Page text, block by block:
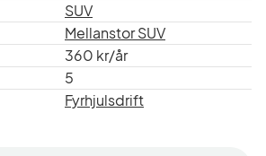
SUV
Mellanstor SUV
360 kr/år
5
Fyrhjulsdrift